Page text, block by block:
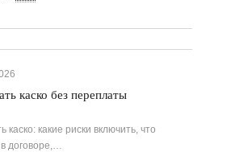
каско без переплаты
каско: какие риски включить, что
договоре,…